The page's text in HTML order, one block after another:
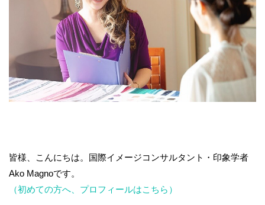
皆様、こんにちは。国際イメージコンサルタント・印象学者
Ako Magnoです。
（初めての方へ、プロフィールはこちら）